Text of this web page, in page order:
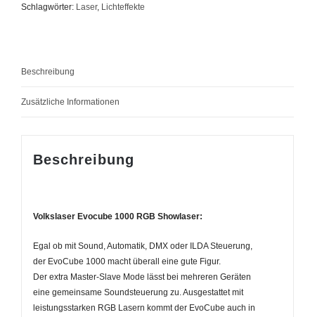
Schlagwörter: Laser, Lichteffekte
Beschreibung
Zusätzliche Informationen
Beschreibung
Volkslaser Evocube 1000 RGB Showlaser:
Egal ob mit Sound, Automatik, DMX oder ILDA Steuerung,
der EvoCube 1000 macht überall eine gute Figur.
Der extra Master-Slave Mode lässt bei mehreren Geräten
eine gemeinsame Soundsteuerung zu. Ausgestattet mit
leistungsstarken RGB Lasern kommt der EvoCube auch in